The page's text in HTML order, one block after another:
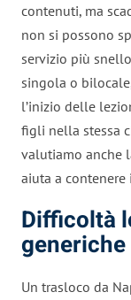
contenuti, ma
non si possono
servizio più
singola o
l’inizio delle
figli nella stessa
valutiamo anche
aiuta a
Difficoltà
generiche
Un trasloco da